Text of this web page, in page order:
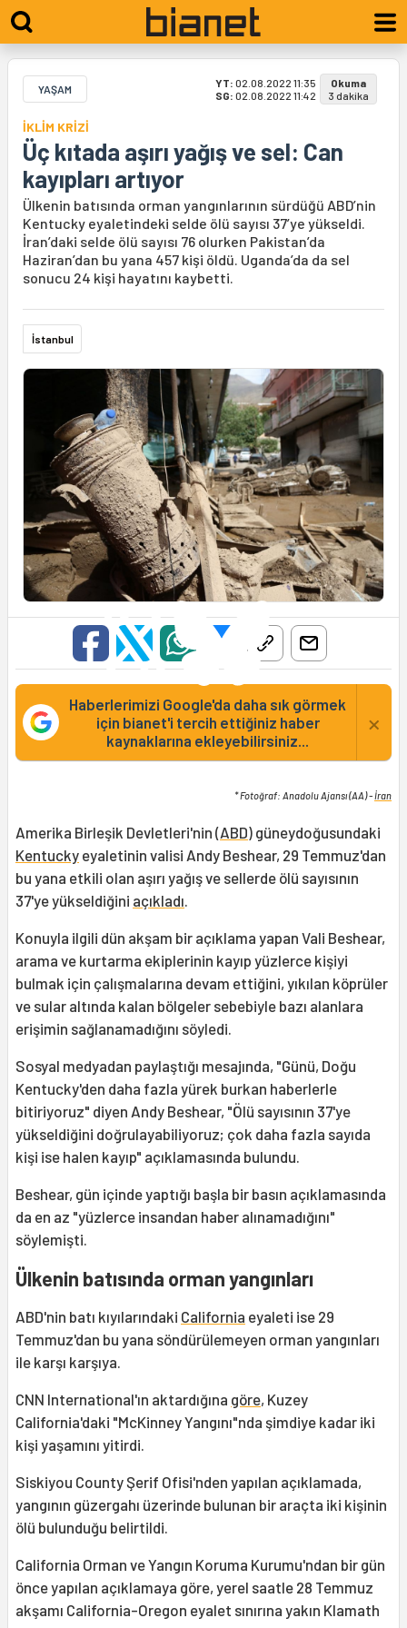
YAŞAM YT: 02.08.2022 11:35
SG: 02.08.2022 11:42
Okuma
3 dakika
İKLİM KRİZİ
Üç kıtada aşırı yağış ve sel: Can
kayıpları artıyor
Ülkenin batısında orman yangınlarının sürdüğü ABD’nin
Kentucky eyaletindeki selde ölü sayısı 37’ye yükseldi.
İran’daki selde ölü sayısı 76 olurken Pakistan’da
Haziran’dan bu yana 457 kişi öldü. Uganda’da da sel
sonucu 24 kişi hayatını kaybetti.
İstanbul
Haberlerimizi Google'da daha sık görmek
için bianet'i tercih ettiğiniz haber
kaynaklarına ekleyebilirsiniz...
×
* Fotoğraf: Anadolu Ajansı (AA) -İran
Amerika Birleşik Devletleri'nin (ABD) güneydoğusundaki
Kentucky eyaletinin valisi Andy Beshear, 29 Temmuz'dan
bu yana etkili olan aşırı yağış ve sellerde ölü sayısının
37'ye yükseldiğini açıkladı.
Konuyla ilgili dün akşam bir açıklama yapan Vali Beshear,
arama ve kurtarma ekiplerinin kayıp yüzlerce kişiyi
bulmak için çalışmalarına devam ettiğini, yıkılan köprüler
ve sular altında kalan bölgeler sebebiyle bazı alanlara
erişimin sağlanamadığını söyledi.
Sosyal medyadan paylaştığı mesajında, "Günü, Doğu
Kentucky'den daha fazla yürek burkan haberlerle
bitiriyoruz" diyen Andy Beshear, "Ölü sayısının 37'ye
yükseldiğini doğrulayabiliyoruz; çok daha fazla sayıda
kişi ise halen kayıp" açıklamasında bulundu.
Beshear, gün içinde yaptığı başla bir basın açıklamasında
da en az "yüzlerce insandan haber alınamadığını"
söylemişti.
Ülkenin batısında orman yangınları
ABD'nin batı kıyılarındaki California eyaleti ise 29
Temmuz'dan bu yana söndürülemeyen orman yangınları
ile karşı karşıya.
CNN International'ın aktardığına göre, Kuzey
California'daki "McKinney Yangını"nda şimdiye kadar iki
kişi yaşamını yitirdi.
Siskiyou County Şerif Ofisi'nden yapılan açıklamada,
yangının güzergahı üzerinde bulunan bir araçta iki kişinin
ölü bulunduğu belirtildi.
California Orman ve Yangın Koruma Kurumu'ndan bir gün
önce yapılan açıklamaya göre, yerel saatle 28 Temmuz
akşamı California-Oregon eyalet sınırına yakın Klamath